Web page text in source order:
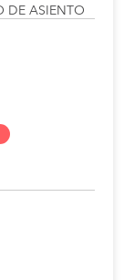
DE ASIENTO